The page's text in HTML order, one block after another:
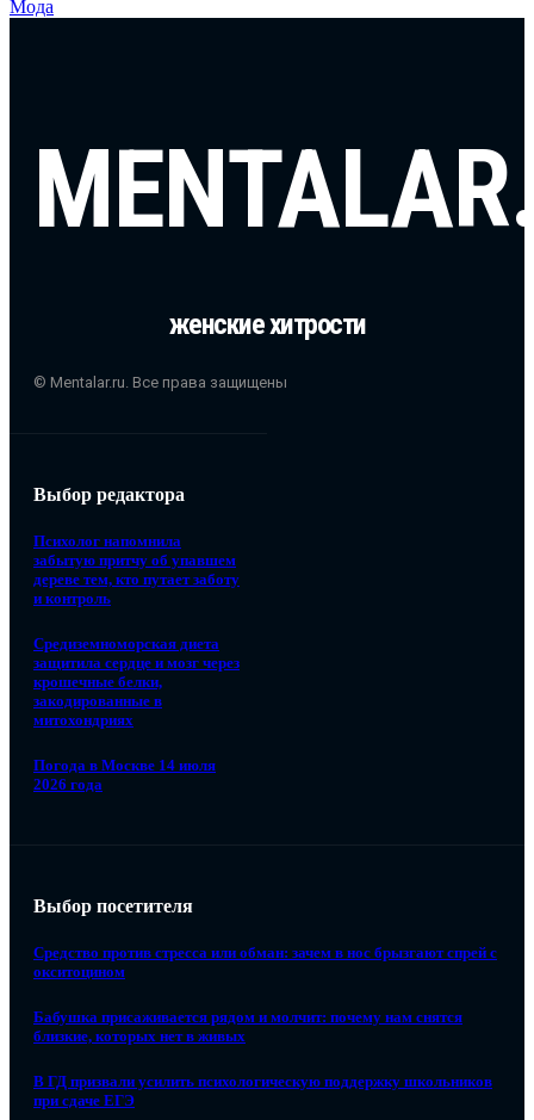
Мода
женские хитрости
© Mentalar.ru. Все права защищены
Выбор редактора
Психолог напомнила
забытую притчу об упавшем
дереве тем, кто путает заботу
и контроль
Средиземноморская диета
защитила сердце и мозг через
крошечные белки,
закодированные в
митохондриях
Погода в Москве 14 июля
2026 года
Выбор посетителя
Средство против стресса или обман: зачем в нос брызгают спрей с
окситоцином
Бабушка присаживается рядом и молчит: почему нам снятся
близкие, которых нет в живых
В ГД призвали усилить психологическую поддержку школьников
при сдаче ЕГЭ